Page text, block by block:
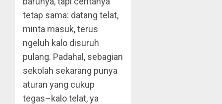
tetap sama: datang telat,
minta masuk, terus
ngeluh kalo disuruh
pulang. Padahal, sebagian
sekolah sekarang punya
aturan yang cukup
tegas–kalo telat, ya